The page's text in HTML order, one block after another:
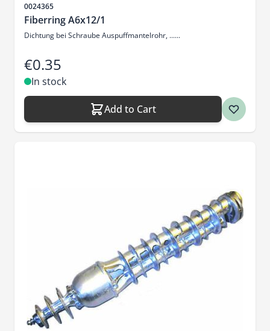
Sku
0024365
Fiberring A6x12/1
Dichtung bei Schraube Auspuffmantelrohr, ......
€0.35
In stock
Add to Cart